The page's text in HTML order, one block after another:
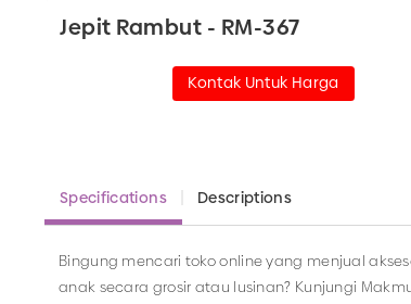
Jepit Rambut - RM-367
Kontak Untuk Harga
Specifications Descriptions
Bingung mencari toko online yang menjual
anak secara grosir atau lusinan? Kunjungi